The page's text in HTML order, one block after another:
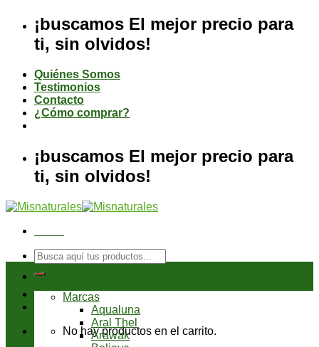
contenido
¡buscamos El mejor precio para
ti, sin olvidos!
Quiénes Somos
Testimonios
Contacto
¿Cómo comprar?
¡buscamos El mejor precio para
ti, sin olvidos!
Buscar
por:
No hay productos en el carrito.
Tienda
Marcas
Aqualuna
Aral Thel
Arawak